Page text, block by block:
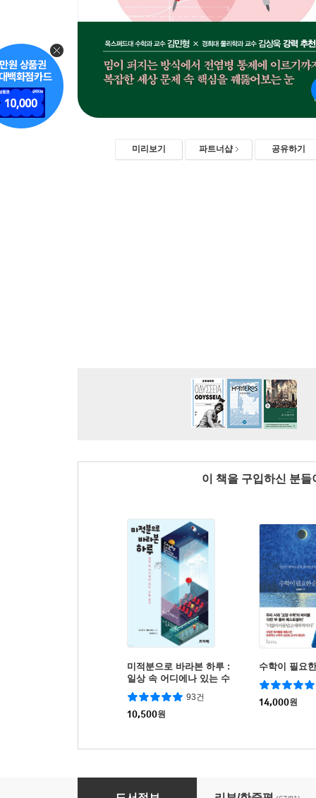
미리보기 파트너샵 공유하기
이 책을 구입하신 분
미적분으로 바라본 하루 :
일상 속 어디에나 있는 수
학 찾기
93건
10,500원
수학이 필요
14,000원
수학으로 생각하는 힘